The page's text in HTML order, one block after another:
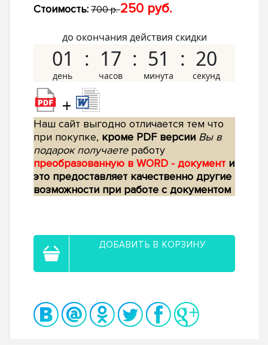
Стоимость: 700 р.250 руб.
до окончания действия скидки
01 17 51 19
+
Наш сайт выгодно отличается тем что
при покупке, кроме PDF версии Вы в
подарок получаетеработу
преобразованную в WORD - документ и
это предоставляет качественно другие
возможности при работе с документом
ДОБАВИТЬ В КОРЗИНУ